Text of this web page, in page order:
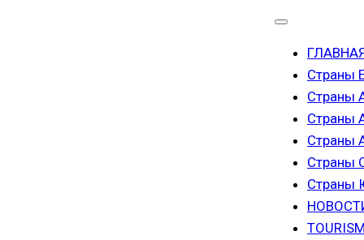
Страны
Страны
Страны
Страны
Страны
Страны